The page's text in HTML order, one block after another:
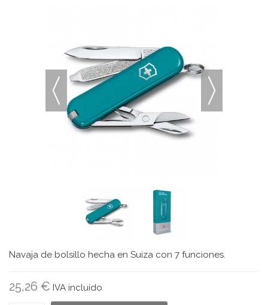
Navaja de bolsillo hecha en Suiza con 7 funciones.
25,26 € IVA incluído